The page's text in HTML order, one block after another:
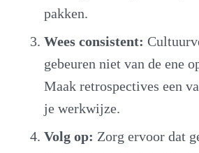
pakken.
Wees consistent:
gebeuren niet van de ene
Maak retrospectives een
je werkwijze.
Volg op: Zorg ervoor dat